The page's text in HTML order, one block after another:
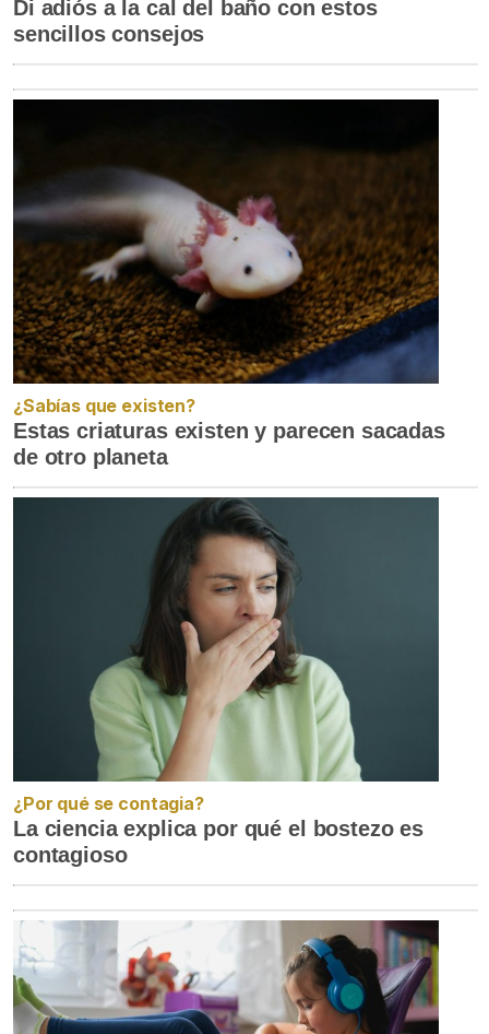
Di adiós a la cal del baño con estos
sencillos consejos
¿Sabías que existen?
Estas criaturas existen y parecen sacadas
de otro planeta
¿Por qué se contagia?
La ciencia explica por qué el bostezo es
contagioso